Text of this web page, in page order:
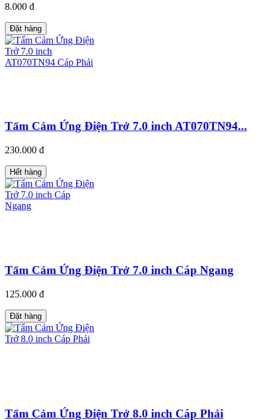
8.000 đ
Đặt hàng
Tấm Cảm Ứng Điện Trở 7.0 inch AT070TN94...
230.000 đ
Hết hàng
Tấm Cảm Ứng Điện Trở 7.0 inch Cáp Ngang
125.000 đ
Đặt hàng
Tấm Cảm Ứng Điện Trở 8.0 inch Cáp Phải